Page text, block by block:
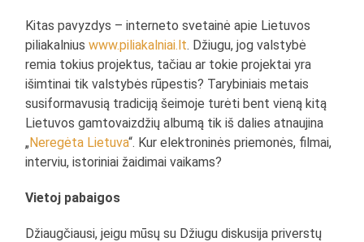
Kitas pavyzdys – interneto svetainė apie Lietuvos
piliakalniuswww.piliakalniai.lt. Džiugu, jog valstybė
remia tokius projektus, tačiau ar tokie projektai yra
išimtinai tik valstybės rūpestis? Tarybiniais metais
susiformavusią tradiciją šeimoje turėti bent vieną kitą
Lietuvos gamtovaizdžių albumą tik iš dalies atnaujina
„Neregėta Lietuva“. Kur elektroninės priemonės, filmai,
interviu, istoriniai žaidimai vaikams?
Vietoj pabaigos
Džiaugčiausi, jeigu mūsų su Džiugu diskusija priverstų